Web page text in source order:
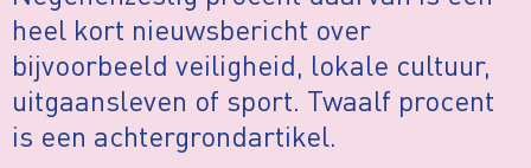
heel kort nieuwsbericht over
bijvoorbeeld veiligheid, lokale cultuur,
uitgaansleven of sport. Twaalf procent
is een achtergrondartikel.